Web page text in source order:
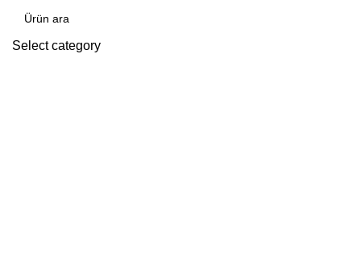
Select category